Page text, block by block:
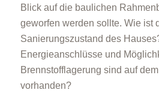
Blick auf die baulichen
geworfen werden sollte. Wie ist
Sanierungszustand des
Energieanschlüsse und
Brennstofflagerung sind auf
vorhanden?